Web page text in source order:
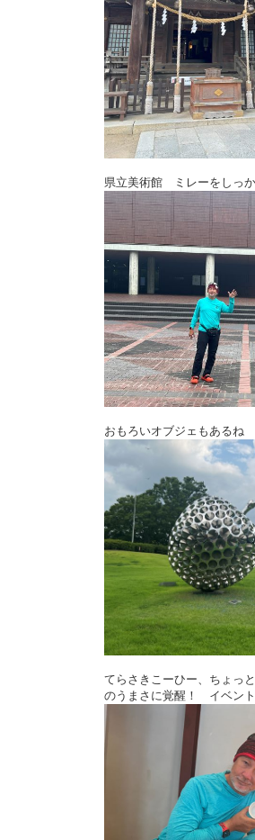
県立美術館 ミレーをしっ
おもろいオブジェもあるね
てらさきこーひー、ちょ
のうまさに覚醒！ イベン